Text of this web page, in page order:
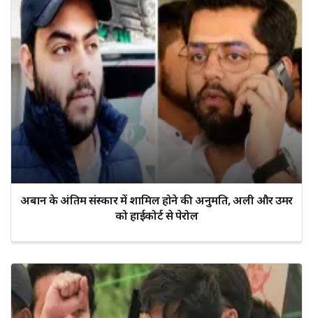
अबान के अंतिम संस्कार में शामिल होने की अनुमति, अली और उमर
को हाईकोर्ट से पेरोल